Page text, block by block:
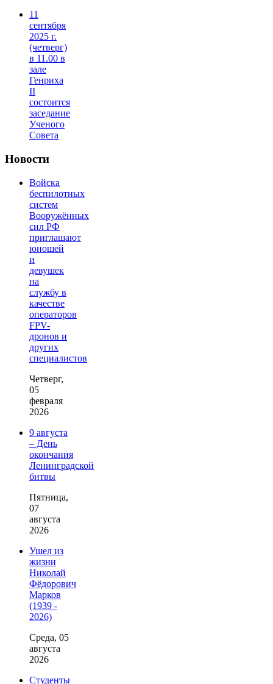
11
сентября
2025 г.
(четверг)
в 11.00 в
зале
Генриха
II
состоится
заседание
Ученого
Совета
Новости
Войска
беспилотных
систем
Вооружённых
сил РФ
приглашают
юношей
и
девушек
на
службу в
качестве
операторов
FPV-
дронов и
других
специалистов
Четверг,
05
февраля
2026
9 августа
– День
окончания
Ленинградской
битвы
Пятница,
07
августа
2026
Ушел из
жизни
Николай
Фёдорович
Марков
(1939 -
2026)
Среда, 05
августа
2026
Студенты